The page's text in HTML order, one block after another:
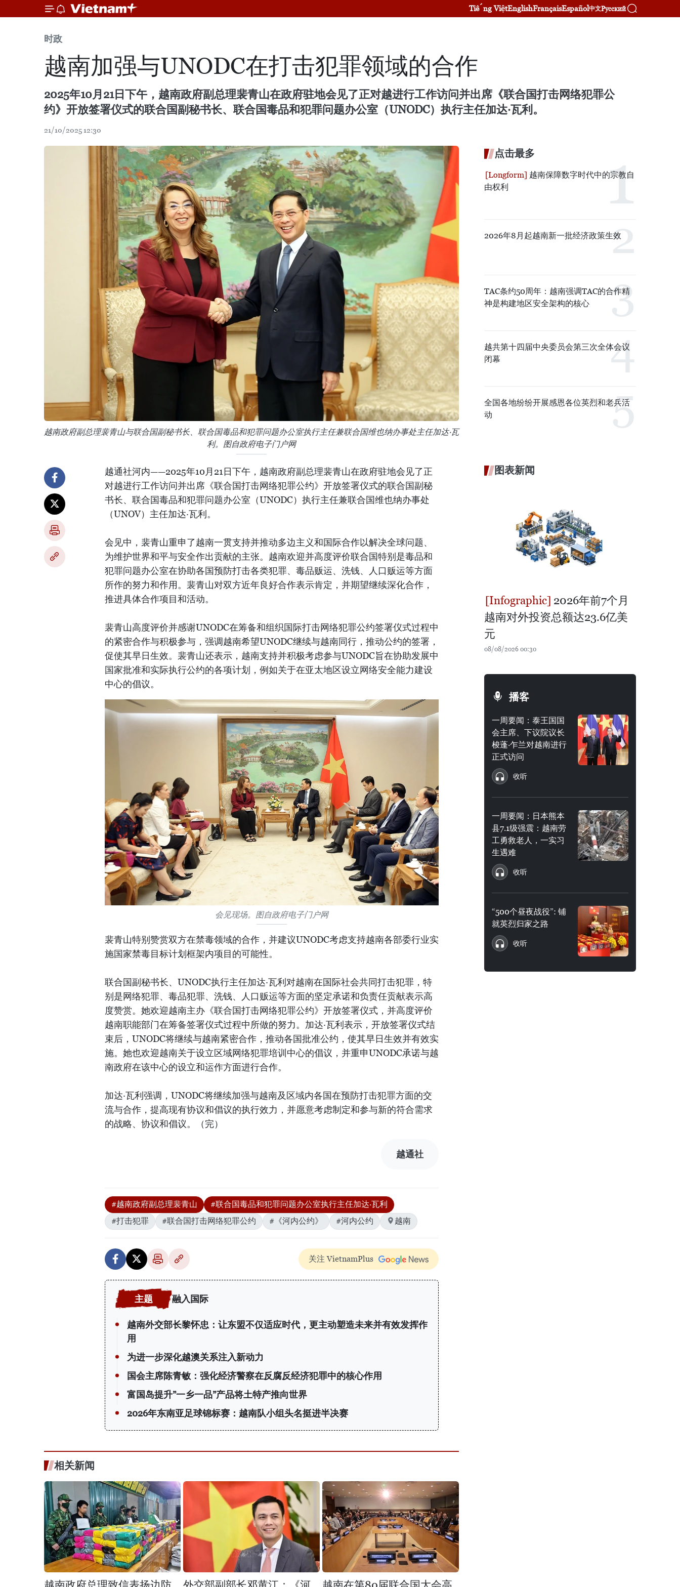
Tiếng ViệtEnglishFrançaisEspañol中文Русский
时政
越南加强与UNODC在打击犯罪领域的合作
2025年10月21日下午，越南政府副总理裴青山在政府驻地会见了正对越进行工作访问并出席《联合国打击网络犯罪公
约》开放签署仪式的联合国副秘书长、联合国毒品和犯罪问题办公室（UNODC）执行主任加达·瓦利。
21/10/2025 12:30
越南政府副总理裴青山与联合国副秘书长、联合国毒品和犯罪问题办公室执行主任兼联合国维也纳办事处主任加达·瓦
利。图自政府电子门户网
越通社河内——2025年10月21日下午，越南政府副总理裴青山在政府驻地会见了正
对越进行工作访问并出席《联合国打击网络犯罪公约》开放签署仪式的联合国副秘
书长、联合国毒品和犯罪问题办公室（UNODC）执行主任兼联合国维也纳办事处
（UNOV）主任加达·瓦利。
会见中，裴青山重申了越南一贯支持并推动多边主义和国际合作以解决全球问题、
为维护世界和平与安全作出贡献的主张。越南欢迎并高度评价联合国特别是毒品和
犯罪问题办公室在协助各国预防打击各类犯罪、毒品贩运、洗钱、人口贩运等方面
所作的努力和作用。裴青山对双方近年良好合作表示肯定，并期望继续深化合作，
推进具体合作项目和活动。
裴青山高度评价并感谢UNODC在筹备和组织国际打击网络犯罪公约签署仪式过程中
的紧密合作与积极参与，强调越南希望UNODC继续与越南同行，推动公约的签署，
促使其早日生效。裴青山还表示，越南支持并积极考虑参与UNODC旨在协助发展中
国家批准和实际执行公约的各项计划，例如关于在亚太地区设立网络安全能力建设
中心的倡议。
会见现场。图自政府电子门户网
裴青山特别赞赏双方在禁毒领域的合作，并建议UNODC考虑支持越南各部委行业实
施国家禁毒目标计划框架内项目的可能性。
联合国副秘书长、UNODC执行主任加达·瓦利对越南在国际社会共同打击犯罪，特
别是网络犯罪、毒品犯罪、洗钱、人口贩运等方面的坚定承诺和负责任贡献表示高
度赞赏。她欢迎越南主办《联合国打击网络犯罪公约》开放签署仪式，并高度评价
越南职能部门在筹备签署仪式过程中所做的努力。加达·瓦利表示，开放签署仪式结
束后，UNODC将继续与越南紧密合作，推动各国批准公约，使其早日生效并有效实
施。她也欢迎越南关于设立区域网络犯罪培训中心的倡议，并重申UNODC承诺与越
南政府在该中心的设立和运作方面进行合作。
加达·瓦利强调，UNODC将继续加强与越南及区域内各国在预防打击犯罪方面的交
流与合作，提高现有协议和倡议的执行效力，并愿意考虑制定和参与新的符合需求
的战略、协议和倡议。（完）
越通社
#越南政府副总理裴青山
#联合国毒品和犯罪问题办公室执行主任加达·瓦利
#打击犯罪
#联合国打击网络犯罪公约 #《河内公约》 #河内公约 越南
关注 VietnamPlus
融入国际
越南外交部长黎怀忠：让东盟不仅适应时代，更主动塑造未来并有效发挥作
用
为进一步深化越澳关系注入新动力
国会主席陈青敏：强化经济警察在反腐反经济犯罪中的核心作用
富国岛提升”一乡一品”产品将土特产推向世界
2026年东南亚足球锦标赛：越南队小组头名挺进半决赛
相关新闻
点击最多
越南保障数字时代中的宗教自
由权利
2026年8月起越南新一批经济政策生效
TAC条约50周年：越南强调TAC的合作精
神是构建地区安全架构的核心
越共第十四届中央委员会第三次全体会议
闭幕
全国各地纷纷开展感恩各位英烈和老兵活
动
图表新闻
2026年前7个月
越南对外投资总额达23.6亿美
元
08/08/2026 00:30
播客
一周要闻：泰王国国
会主席、下议院议长
梭蓬·乍兰对越南进行
正式访问
收听
一周要闻：日本熊本
县7.1级强震：越南劳
工勇救老人，一实习
生遇难
收听
“500个昼夜战役”: 铺
就英烈归家之路
收听